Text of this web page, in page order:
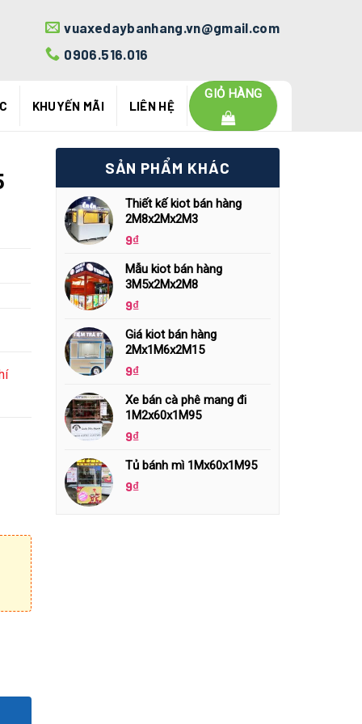
vuaxedaybanhang.vn@gmail.com
0906.516.016
KHUYẾN MÃI LIÊN HỆ
GIỎ HÀNG
SẢN PHẨM KHÁC
Thiết kế kiot bán hàng
2M8x2Mx2M3
9₫
Mẫu kiot bán hàng
3M5x2Mx2M8
9₫
Giá kiot bán hàng
2Mx1M6x2M15
9₫
Xe bán cà phê mang đi
1M2x60x1M95
9₫
Tủ bánh mì 1Mx60x1M95
9₫